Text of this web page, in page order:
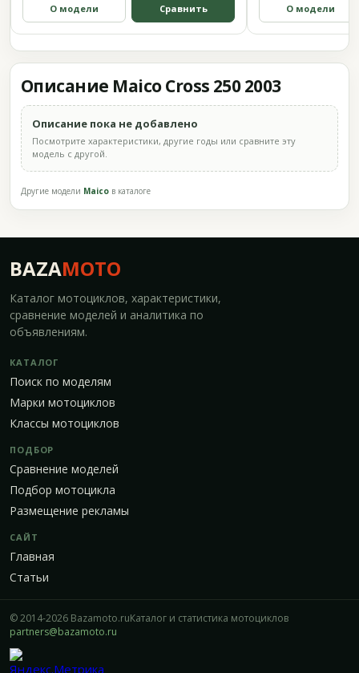
О модели Сравнить О модели
Описание Maico Cross 250 2003
Описание пока не добавлено
Посмотрите характеристики, другие годы или сравните эту
модель с другой.
Другие модели Maico в каталоге
BAZAMOTO
Каталог мотоциклов, характеристики,
сравнение моделей и аналитика по
объявлениям.
КАТАЛОГ
Поиск по моделям
Марки мотоциклов
Классы мотоциклов
ПОДБОР
Сравнение моделей
Подбор мотоцикла
Размещение рекламы
САЙТ
Главная
Статьи
© 2014-2026 Bazamoto.ruКаталог и статистика мотоциклов
partners@bazamoto.ru